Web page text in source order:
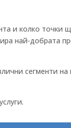
и колко точки
най-добрата
сегменти на